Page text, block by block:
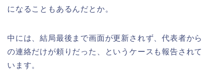
になることもあるんだとか。
中には、結局最後まで画面が更新されず、代表者から
の連絡だけが頼りだった、というケースも報告されて
います。